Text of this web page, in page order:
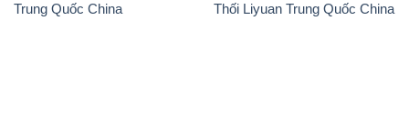
Trung Quốc China
Thối Liyuan Trung Quốc China